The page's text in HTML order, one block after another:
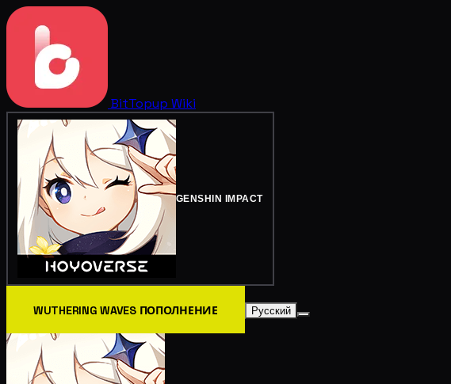
BitTopup Wiki
GENSHIN IMPACT
WUTHERING WAVES ПОПОЛНЕНИЕ Русский